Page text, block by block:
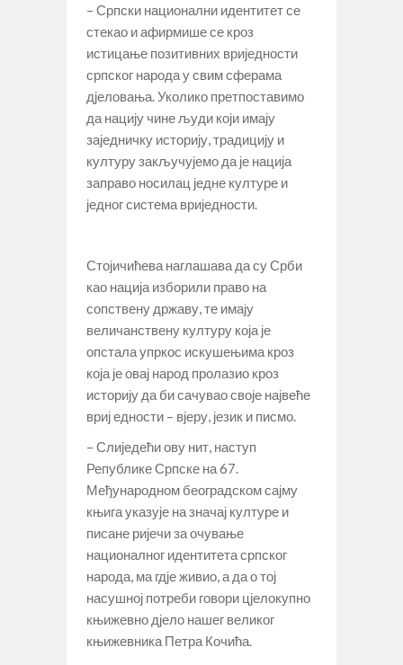
– Српски национални идентитет се
стекао и афирмише се кроз
истицање позитивних вриједности
српског народа у свим сферама
дјеловања. Уколико претпоставимо
да нацију чине људи који имају
заједничку историју, традицију и
културу закључујемо да је нација
заправо носилац једне културе и
једног система вриједности.
Стојичићева наглашава да су Срби
као нација изборили право на
сопствену државу, те имају
величанствену културу која је
опстала упркос искушењима кроз
која је овај народ пролазио кроз
историју да би сачувао своје највеће
вриј едности – вјеру, језик и писмо.
– Слиједећи ову нит, наступ
Републике Српске на 67.
Међународном београдском сајму
књига указује на значај културе и
писане ријечи за очување
националног идентитета српског
народа, ма гдје живио, а да о тој
насушној потреби говори цјелокупно
књижевно дјело нашег великог
књижевника Петра Кочића.